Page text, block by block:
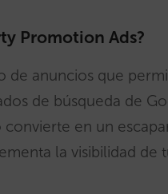
Promotion Ads?
de anuncios que
de búsqueda de
en un
la visibilidad